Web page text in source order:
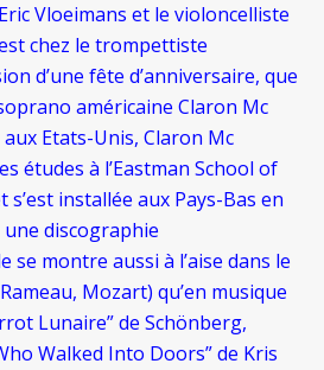
Vloeimans et le violoncelliste
chez le trompettiste
d’une fête d’anniversaire, que
américaine Claron Mc
aux Etats-Unis, Claron Mc
études à l’Eastman School of
s’est installée aux Pays-Bas en
une discographie
se montre aussi à l’aise dans le
Mozart) qu’en musique
Lunaire” de Schönberg,
Walked Into Doors” de Kris